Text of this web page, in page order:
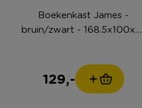
Boekenkast James -
bruin/zwart - 168.5x100x41
129,-